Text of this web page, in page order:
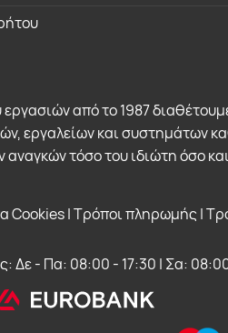
από το 1987
εργαλείων και συστημάτων
τόσο του ιδιώτη όσο
Cookies|Τρόποι πληρωμής |
Δε - Πα: 08:00 - 17:30 | Σα: